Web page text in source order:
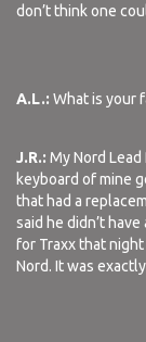
don’t think one
A.L.: What is your
J.R.: My Nord
keyboard of mine
that had a
said he didn’t
for Traxx that
Nord. It was